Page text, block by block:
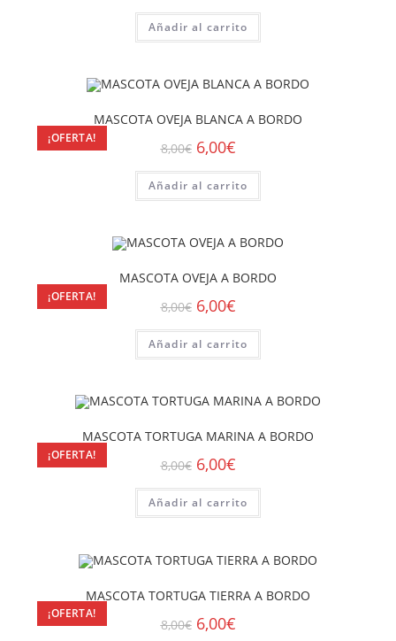
Añadir al carrito
¡OFERTA!
MASCOTA OVEJA BLANCA A BORDO
8,00€ 6,00€
Añadir al carrito
¡OFERTA!
MASCOTA OVEJA A BORDO
8,00€ 6,00€
Añadir al carrito
¡OFERTA!
MASCOTA TORTUGA MARINA A BORDO
8,00€ 6,00€
Añadir al carrito
¡OFERTA!
MASCOTA TORTUGA TIERRA A BORDO
8,00€ 6,00€